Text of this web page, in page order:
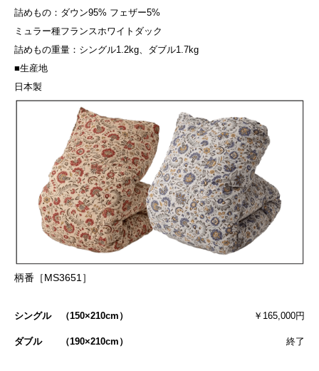
詰めもの：ダウン95% フェザー5%
ミュラー種フランスホワイトダック
詰めもの重量：シングル1.2kg、ダブル1.7kg
■生産地
日本製
柄番［MS3651］
シングル （150×210cm） ￥165,000円
ダブル （190×210cm） 終了